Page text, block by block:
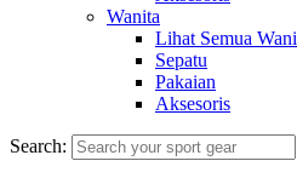
Wanita
Lihat Semua
Sepatu
Pakaian
Aksesoris
Search: